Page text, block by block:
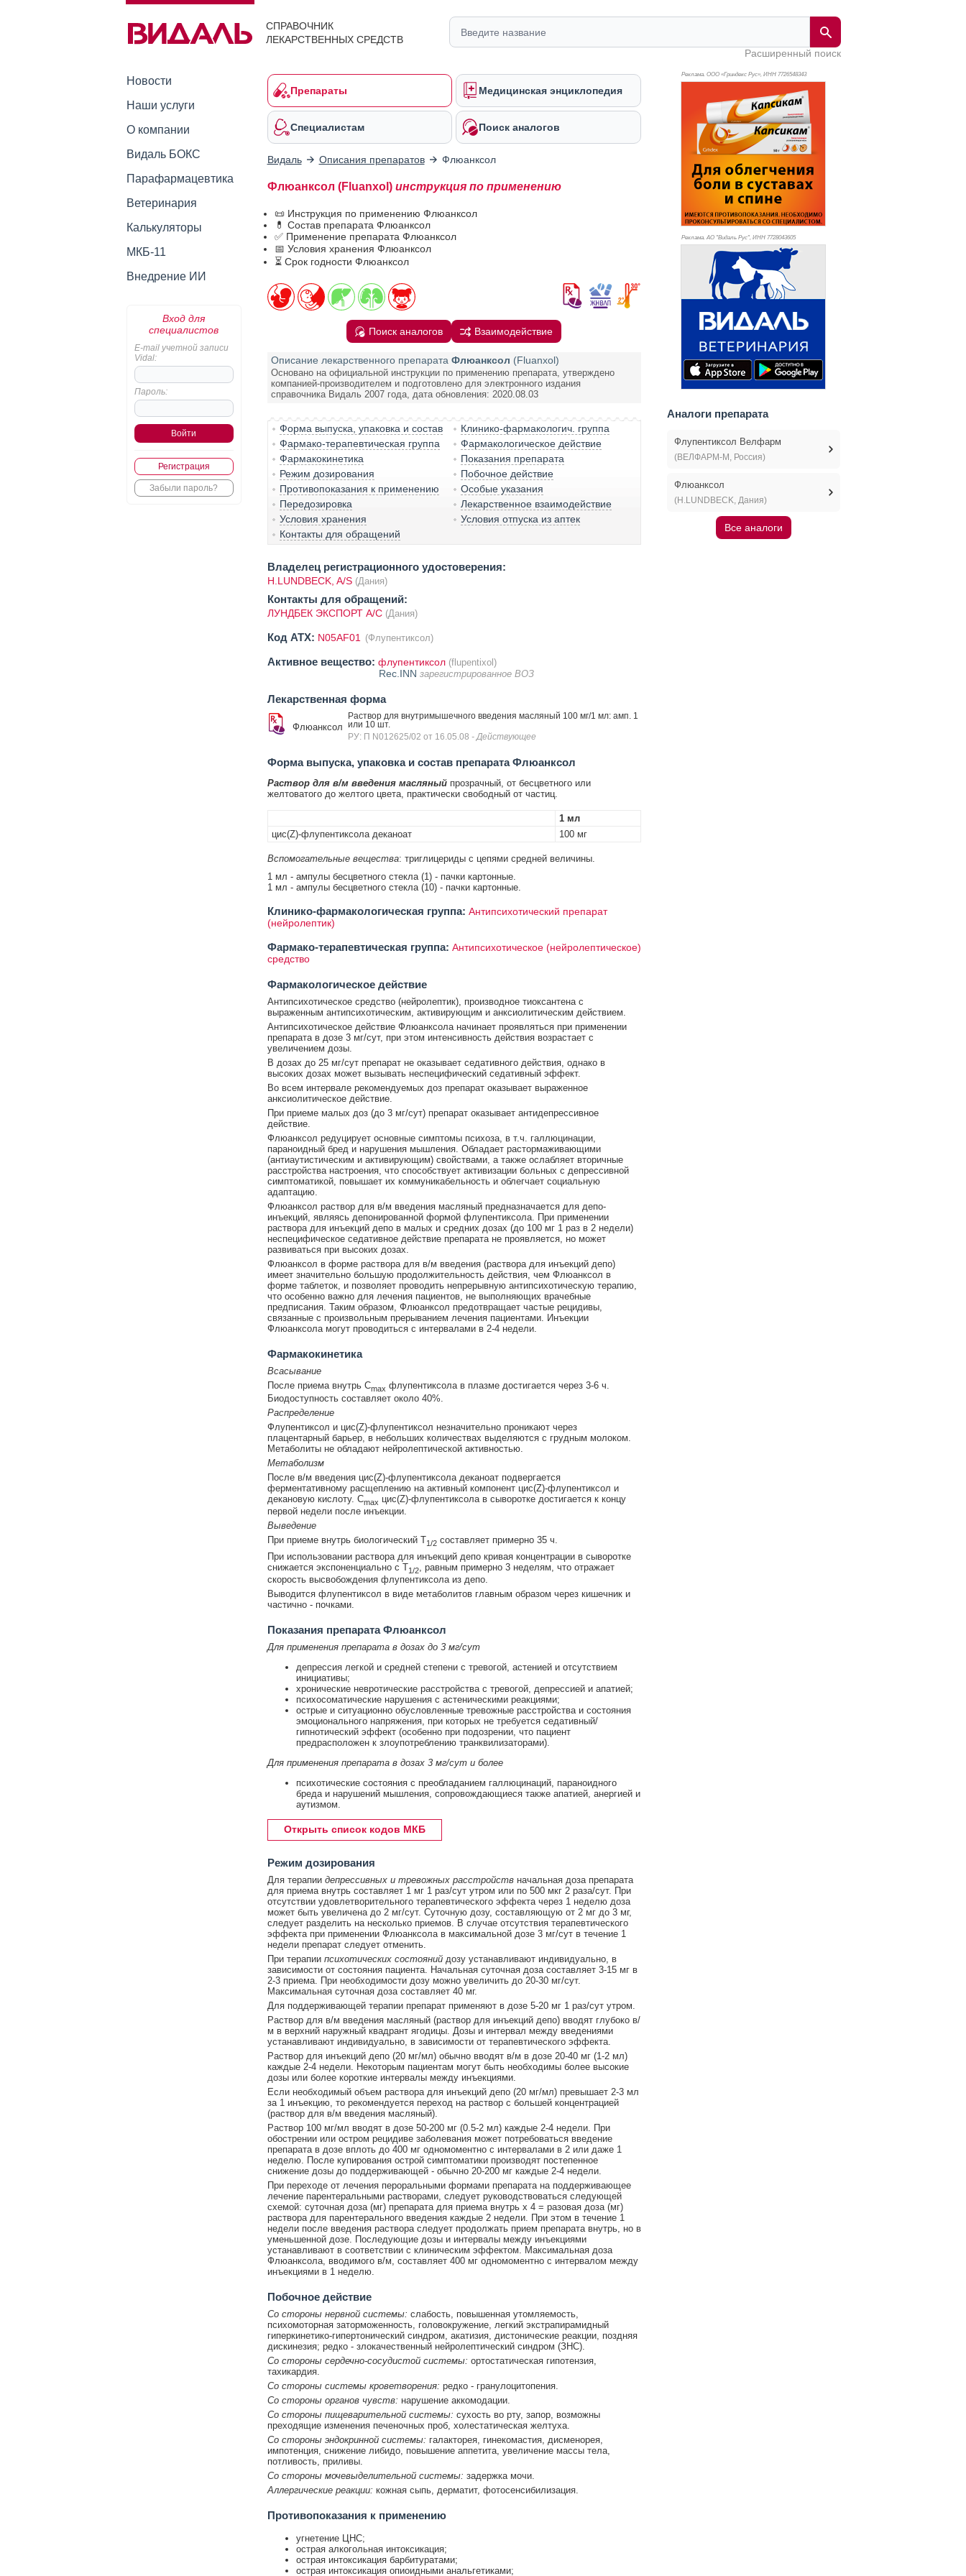
СПРАВОЧНИК
ЛЕКАРСТВЕННЫХ СРЕДСТВ
Расширенный поиск
Новости
Наши услуги
О компании
Видаль БОКС
Парафармацевтика
Ветеринария
Калькуляторы
МКБ-11
Внедрение ИИ
Вход для
специалистов
E-mail учетной записи
Vidal:
Пароль:
Регистрация
Забыли пароль?
Препараты Медицинская энциклопедия
Специалистам Поиск аналогов
Видаль Описания препаратов Флюанксол
Флюанксол (Fluanxol) инструкция по применению
📜 Инструкция по применению Флюанксол
💊 Состав препарата Флюанксол
✅ Применение препарата Флюанксол
📅 Условия хранения Флюанксол
⏳ Срок годности Флюанксол
Поиск аналогов Взаимодействие
Описание лекарственного препарата Флюанксол (Fluanxol)
Основано на официальной инструкции по применению препарата, утверждено
компанией-производителем и подготовлено для электронного издания
справочника Видаль 2007 года, дата обновления: 2020.08.03
Форма выпуска, упаковка и состав
Клинико-фармакологич. группа
Фармако-терапевтическая группа
Фармакологическое действие
Фармакокинетика
Показания препарата
Режим дозирования
Побочное действие
Противопоказания к применению
Особые указания
Передозировка
Лекарственное взаимодействие
Условия хранения
Условия отпуска из аптек
Контакты для обращений
Владелец регистрационного удостоверения:
H.LUNDBECK, A/S (Дания)
Контакты для обращений:
ЛУНДБЕК ЭКСПОРТ А/С (Дания)
Код ATX: N05AF01 (Флупентиксол)
Активное вещество: флупентиксол (flupentixol)
Rec.INN зарегистрированное ВОЗ
Лекарственная форма
Флюанксол
Раствор для внутримышечного введения масляный 100 мг/1 мл: амп. 1
или 10 шт.
РУ: П N012625/02 от 16.05.08 - Действующее
Форма выпуска, упаковка и состав препарата Флюанксол
Раствор для в/м введения масляныйпрозрачный, от бесцветного или
желтоватого до желтого цвета, практически свободный от частиц.
1 мл
цис(Z)-флупентиксола деканоат
100 мг
Вспомогательные вещества: триглицериды с цепями средней величины.
1 мл - ампулы бесцветного стекла (1) - пачки картонные.
1 мл - ампулы бесцветного стекла (10) - пачки картонные.
Клинико-фармакологическая группа: Антипсихотический препарат
(нейролептик)
Фармако-терапевтическая группа: Антипсихотическое (нейролептическое)
средство
Фармакологическое действие
Антипсихотическое средство (нейролептик), производное тиоксантена с
выраженным антипсихотическим, активирующим и анксиолитическим действием.
Антипсихотическое действие Флюанксола начинает проявляться при применении
препарата в дозе 3 мг/сут, при этом интенсивность действия возрастает с
увеличением дозы.
В дозах до 25 мг/сут препарат не оказывает седативного действия, однако в
высоких дозах может вызывать неспецифический седативный эффект.
Во всем интервале рекомендуемых доз препарат оказывает выраженное
анксиолитическое действие.
При приеме малых доз (до 3 мг/сут) препарат оказывает антидепрессивное
действие.
Флюанксол редуцирует основные симптомы психоза, в т.ч. галлюцинации,
параноидный бред и нарушения мышления. Обладает растормаживающими
(антиаутистическим и активирующим) свойствами, а также ослабляет вторичные
расстройства настроения, что способствует активизации больных с депрессивной
симптоматикой, повышает их коммуникабельность и облегчает социальную
адаптацию.
Флюанксол раствор для в/м введения масляный предназначается для депо-
инъекций, являясь депонированной формой флупентиксола. При применении
раствора для инъекций депо в малых и средних дозах (до 100 мг 1 раз в 2 недели)
неспецифическое седативное действие препарата не проявляется, но может
развиваться при высоких дозах.
Флюанксол в форме раствора для в/м введения (раствора для инъекций депо)
имеет значительно большую продолжительность действия, чем Флюанксол в
форме таблеток, и позволяет проводить непрерывную антипсихотическую терапию,
что особенно важно для лечения пациентов, не выполняющих врачебные
предписания. Таким образом, Флюанксол предотвращает частые рецидивы,
связанные с произвольным прерыванием лечения пациентами. Инъекции
Флюанксола могут проводиться с интервалами в 2-4 недели.
Фармакокинетика
Всасывание
После приема внутрь Cmax флупентиксола в плазме достигается через 3-6 ч.
Биодоступность составляет около 40%.
Распределение
Флупентиксол и цис(Z)-флупентиксол незначительно проникают через
плацентарный барьер, в небольших количествах выделяются с грудным молоком.
Метаболиты не обладают нейролептической активностью.
Метаболизм
После в/м введения цис(Z)-флупентиксола деканоат подвергается
ферментативному расщеплению на активный компонент цис(Z)-флупентиксол и
декановую кислоту. Cmax цис(Z)-флупентиксола в сыворотке достигается к концу
первой недели после инъекции.
Выведение
При приеме внутрь биологический T1/2составляет примерно 35 ч.
При использовании раствора для инъекций депо кривая концентрации в сыворотке
снижается экспоненциально с T1/2, равным примерно 3 неделям, что отражает
скорость высвобождения флупентиксола из депо.
Выводится флупентиксол в виде метаболитов главным образом через кишечник и
частично - почками.
Показания препарата Флюанксол
Для применения препарата в дозах до 3 мг/сут
депрессия легкой и средней степени с тревогой, астенией и отсутствием
инициативы;
хронические невротические расстройства с тревогой, депрессией и апатией;
психосоматические нарушения с астеническими реакциями;
острые и ситуационно обусловленные тревожные расстройства и состояния
эмоционального напряжения, при которых не требуется седативный/
гипнотический эффект (особенно при подозрении, что пациент
предрасположен к злоупотреблению транквилизаторами).
Для применения препарата в дозах 3 мг/сут и более
психотические состояния с преобладанием галлюцинаций, параноидного
бреда и нарушений мышления, сопровождающиеся также апатией, анергией и
аутизмом.
Открыть список кодов МКБ
Режим дозирования
Для терапии депрессивных и тревожных расстройствначальная доза препарата
для приема внутрь составляет 1 мг 1 раз/сут утром или по 500 мкг 2 раза/сут. При
отсутствии удовлетворительного терапевтического эффекта через 1 неделю доза
может быть увеличена до 2 мг/сут. Суточную дозу, составляющую от 2 мг до 3 мг,
следует разделить на несколько приемов. В случае отсутствия терапевтического
эффекта при применении Флюанксола в максимальной дозе 3 мг/сут в течение 1
недели препарат следует отменить.
При терапии психотических состоянийдозу устанавливают индивидуально, в
зависимости от состояния пациента. Начальная суточная доза составляет 3-15 мг в
2-3 приема. При необходимости дозу можно увеличить до 20-30 мг/сут.
Максимальная суточная доза составляет 40 мг.
Для поддерживающей терапии препарат применяют в дозе 5-20 мг 1 раз/сут утром.
Раствор для в/м введения масляный (раствор для инъекций депо) вводят глубоко в/
м в верхний наружный квадрант ягодицы. Дозы и интервал между введениями
устанавливают индивидуально, в зависимости от терапевтического эффекта.
Раствор для инъекций депо (20 мг/мл) обычно вводят в/м в дозе 20-40 мг (1-2 мл)
каждые 2-4 недели. Некоторым пациентам могут быть необходимы более высокие
дозы или более короткие интервалы между инъекциями.
Если необходимый объем раствора для инъекций депо (20 мг/мл) превышает 2-3 мл
за 1 инъекцию, то рекомендуется переход на раствор с большей концентрацией
(раствор для в/м введения масляный).
Раствор 100 мг/мл вводят в дозе 50-200 мг (0.5-2 мл) каждые 2-4 недели. При
обострении или остром рецидиве заболевания может потребоваться введение
препарата в дозе вплоть до 400 мг одномоментно с интервалами в 2 или даже 1
неделю. После купирования острой симптоматики производят постепенное
снижение дозы до поддерживающей - обычно 20-200 мг каждые 2-4 недели.
При переходе от лечения пероральными формами препарата на поддерживающее
лечение парентеральными растворами, следует руководствоваться следующей
схемой: суточная доза (мг) препарата для приема внутрь х 4 = разовая доза (мг)
раствора для парентерального введения каждые 2 недели. При этом в течение 1
недели после введения раствора следует продолжать прием препарата внутрь, но в
уменьшенной дозе. Последующие дозы и интервалы между инъекциями
устанавливают в соответствии с клиническим эффектом. Максимальная доза
Флюанксола, вводимого в/м, составляет 400 мг одномоментно с интервалом между
инъекциями в 1 неделю.
Побочное действие
Со стороны нервной системы: слабость, повышенная утомляемость,
психомоторная заторможенность, головокружение, легкий экстрапирамидный
гиперкинетико-гипертонический синдром, акатизия, дистонические реакции, поздняя
дискинезия; редко - злокачественный нейролептический синдром (ЗНС).
Со стороны сердечно-сосудистой системы: ортостатическая гипотензия,
тахикардия.
Со стороны системы кроветворения: редко - гранулоцитопения.
Со стороны органов чувств: нарушение аккомодации.
Со стороны пищеварительной системы: сухость во рту, запор, возможны
преходящие изменения печеночных проб, холестатическая желтуха.
Со стороны эндокринной системы: галакторея, гинекомастия, дисменорея,
импотенция, снижение либидо, повышение аппетита, увеличение массы тела,
потливость, приливы.
Со стороны мочевыделительной системы: задержка мочи.
Аллергические реакции: кожная сыпь, дерматит, фотосенсибилизация.
Противопоказания к применению
угнетение ЦНС;
острая алкогольная интоксикация;
острая интоксикация барбитуратами;
острая интоксикация опиоидными анальгетиками;
Реклама. ООО «Гриндекс Рус», ИНН 7726548343
Реклама. АО "Видаль Рус", ИНН 7728043605
Аналоги препарата
Флупентиксол Велфарм
(ВЕЛФАРМ-М, Россия)
Флюанксол
(H.LUNDBECK, Дания)
Все аналоги